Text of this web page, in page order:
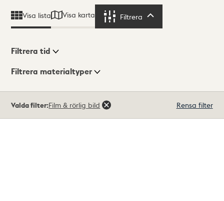
Visa lista Visa karta Filtrera
Visningsläge
Filtrera tid
Filtrera materialtyper
träffar
Valda filter:Film & rörlig bild Rensa filter